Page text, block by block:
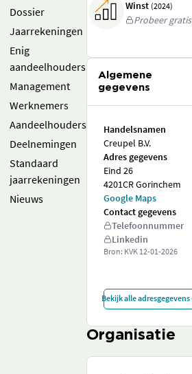
Dossier
Jaarrekeningen
Enig
aandeelhouders
Management
Werknemers
Aandeelhouders
Deelnemingen
Standaard
jaarrekeningen
Nieuws
Winst (2024)
Probeer gratis
Algemene
gegevens
Handelsnamen
Creupel B.V.
Adres gegevens
Eind 26
4201CR Gorinchem
Google Maps
Contact gegevens
Telefoonnummer
Linkedin
Bron: KVK 12-01-2026
Bekijk alle adresgegevens
Organisatie